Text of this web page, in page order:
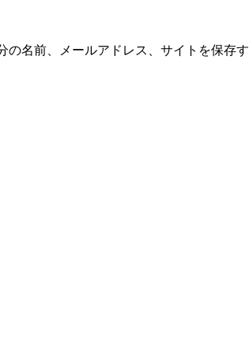
の名前、メールアドレス、サイトを保存す